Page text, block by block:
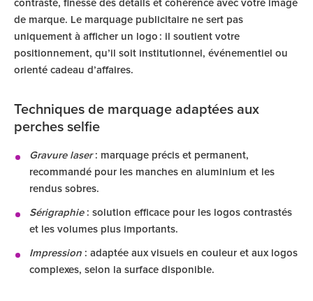
contraste, finesse des détails et cohérence avec votre image
de marque. Le marquage publicitaire ne sert pas
uniquement à afficher un logo : il soutient votre
positionnement, qu’il soit institutionnel, événementiel ou
orienté cadeau d’affaires.
Techniques de marquage adaptées aux
perches selfie
Gravure laser: marquage précis et permanent,
recommandé pour les manches en aluminium et les
rendus sobres.
Sérigraphie: solution efficace pour les logos contrastés
et les volumes plus importants.
Impression : adaptée aux visuels en couleur et aux logos
complexes, selon la surface disponible.